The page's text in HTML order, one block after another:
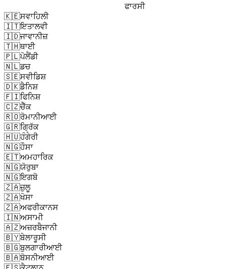
ਫਾਰਸੀ
🇰🇪ਸਵਾਹਿਲੀ
🇮🇹ਇਤਾਲਵੀ
🇮🇩ਜਾਵਾਨੀਜ਼
🇹🇭ਥਾਈ
🇵🇱ਪੋਲੈਂਡੀ
🇳🇱ਡਚ
🇸🇪ਸਵੀਡਿਸ਼
🇩🇰ਡੈਨਿਸ਼
🇫🇮ਫਿਨਿਸ਼
🇨🇿ਚੈੱਕ
🇷🇴ਰੋਮਾਨੀਆਈ
🇬🇷ਗ੍ਰਿੱਕ
🇭🇺ਹੰਗੇਰੀ
🇳🇬ਹੌਸਾ
🇪🇹ਅਮਹਾਰਿਕ
🇳🇬ਯੋਰੁਬਾ
🇳🇬ਇਗਬੋ
🇿🇦ਜ਼ੁਲੂ
🇿🇦ਖੋਸਾ
🇿🇦ਅਫਰੀਕਾਨਸ
🇮🇳ਅਸਾਮੀ
🇦🇿ਅਜ਼ਰਬੈਜਾਨੀ
🇧🇾ਬੇਲਾਰੂਸੀ
🇧🇬ਬੁਲਗਾਰੀਆਈ
🇧🇦ਬੋਸਨੀਆਈ